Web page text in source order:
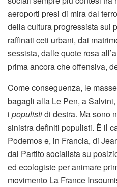
aeroporti presi di mira dal
della cultura progressista sui
raffinati ceti urbani, dai
sessista, dalle quote rosa
prima ancora che offensiva,
Come conseguenza, le
bagagli alla Le Pen, a
i populistidi destra. Ma sono
sinistra definiti populisti. È il
Podemos e, in Francia, di
dal Partito socialista su
ed ecologiste per animare
movimento La France